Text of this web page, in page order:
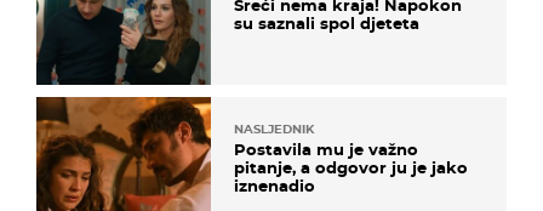
Sreći nema kraja! Napokon
su saznali spol djeteta
NASLJEDNIK
Postavila mu je važno
pitanje, a odgovor ju je jako
iznenadio